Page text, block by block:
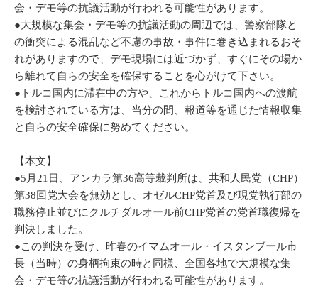
会・デモ等の抗議活動が行われる可能性があります。
●大規模な集会・デモ等の抗議活動の周辺では、警察部隊と
の衝突による混乱など不慮の事故・事件に巻き込まれるおそ
れがありますので、デモ現場には近づかず、すぐにその場か
ら離れて自らの安全を確保することを心がけて下さい。
●トルコ国内に滞在中の方や、これからトルコ国内への渡航
を検討されている方は、当分の間、報道等を通じた情報収集
と自らの安全確保に努めてください。
【本文】
●5月21日、アンカラ第36高等裁判所は、共和人民党（CHP）
第38回党大会を無効とし、オゼルCHP党首及び現党執行部の
職務停止並びにクルチダルオール前CHP党首の党首職復帰を
判決しました。
●この判決を受け、昨春のイマムオール・イスタンブール市
長（当時）の身柄拘束の時と同様、全国各地で大規模な集
会・デモ等の抗議活動が行われる可能性があります。